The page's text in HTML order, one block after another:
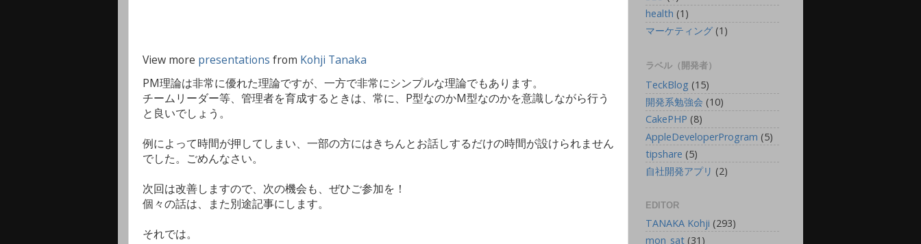
View more presentations from Kohji Tanaka
PM理論は非常に優れた理論ですが、一方で非常にシンプルな理論でもあります。
チームリーダー等、管理者を育成するときは、常に、P型なのかM型なのかを意識しながら行う
と良いでしょう。
例によって時間が押してしまい、一部の方にはきちんとお話しするだけの時間が設けられません
でした。ごめんなさい。
次回は改善しますので、次の機会も、ぜひご参加を！
個々の話は、また別途記事にします。
それでは。
health (1)
マーケティング (1)
ラベル（開発者）
TeckBlog (15)
開発系勉強会 (10)
CakePHP (8)
AppleDeveloperProgram (5)
tipshare (5)
自社開発アプリ (2)
EDITOR
TANAKA Kohji (293)
mon_sat (31)